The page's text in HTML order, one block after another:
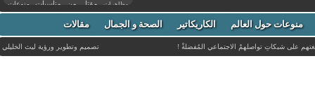
مظاهرات مقتل من مناسبات
منوعات
مواليد
موت ميسي ميلان نادي نشر
وفاة وفيات يوتيوب منوعات حول العالم الكاريكاتير الصحة و الجمال مقالات
على شبكاتِ تواصلهمْ الاجتماعي المُفضلةْ ! تصميم وتطوير ورؤيةليث الخليلي